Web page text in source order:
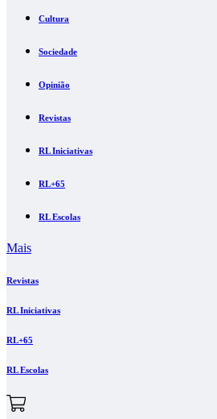
Cultura
Sociedade
Opinião
Revistas
RL Iniciativas
RL+65
RL Escolas
Mais
Revistas
RL Iniciativas
RL+65
RL Escolas